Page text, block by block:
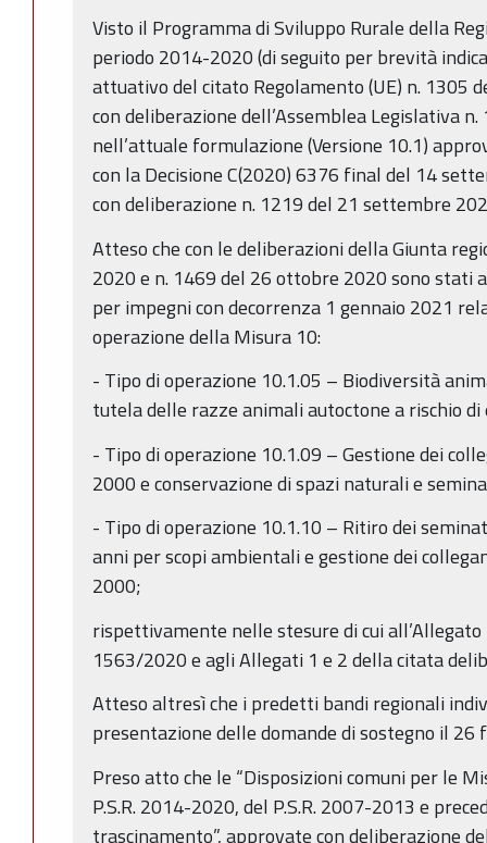
Visto il Programma di Sviluppo Rurale della
periodo 2014-2020 (di seguito per brevità
attuativo del citato Regolamento (UE) n. 1305
con deliberazione dell’Assemblea Legislativa
nell’attuale formulazione (Versione 10.1)
con la Decisione C(2020) 6376 final del 14
con deliberazione n. 1219 del 21 settembre
Atteso che con le deliberazioni della Giunta
2020 e n. 1469 del 26 ottobre 2020 sono stati
per impegni con decorrenza 1 gennaio 2021
operazione della Misura 10:
- Tipo di operazione 10.1.05 – Biodiversità
tutela delle razze animali autoctone a rischio di
- Tipo di operazione 10.1.09 – Gestione dei
2000 e conservazione di spazi naturali e
- Tipo di operazione 10.1.10 – Ritiro dei
anni per scopi ambientali e gestione dei
2000;
rispettivamente nelle stesure di cui
1563/2020 e agli Allegati 1 e 2 della citata
Atteso altresì che i predetti bandi regionali
presentazione delle domande di sostegno il 26
Preso atto che le “Disposizioni comuni per le
P.S.R. 2014-2020, del P.S.R. 2007-2013 e
trascinamento”, approvate con deliberazione